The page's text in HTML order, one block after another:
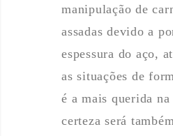
manipulação de
assadas devido a
espessura do aço,
as situações de
é a mais querida
certeza será